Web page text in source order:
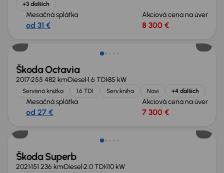
+3 ďalších
Mesačná splátka
od 31 €
Akciová cena na úver
8 300 €
Zlacnené o 700 €
Škoda Octavia
2017255 482 kmDiesel1.6 TDI85 kW
Servisná knižka 1.6 TDI Serv.kniha Navi +4 ďalších
Mesačná splátka
od 27 €
Akciová cena na úver
7 300 €
Škoda Superb
2021151 236 kmDiesel2.0 TDI110 kW